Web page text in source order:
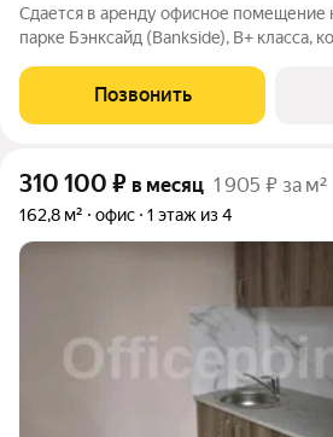
Сдается в аренду офисное помещение
парке Бэнксайд (Bankside), В+ класса,
Арендатора! ЛОКАЦИЯ: - Пешая
метро Курская,
Позвонить
310 100 ₽ в месяц 1 905 ₽ за м²
162,8 м² офис 1 этаж из 4